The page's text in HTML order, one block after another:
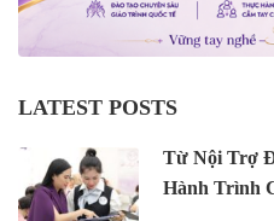
LATEST POSTS
Từ Nội Trợ
Hành Trình